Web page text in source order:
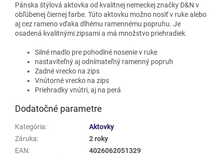
Pánska štýlová aktovka od kvalitnej nemeckej značky D&N v
obľúbenej čiernej farbe. Túto aktovku možno nosiť v ruke alebo
aj cez rameno vďaka dlhému ramennému popruhu. Je
osadená kvalitnými zipsami a má množstvo priehradiek.
Silné madlo pre pohodlné nosenie v ruke
nastaviteľný aj odnímateľný ramenný popruh
Zadné vrecko na zips
Vnútorné vrecko na zips
Priehradky vnútri, aj na perá
Dodatočné parametre
Kategória:
Aktovky
Záruka:
2 roky
EAN:
4026062051329